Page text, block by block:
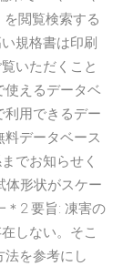
閲覧検索する
規格書は印刷
いただくこと
使えるデータベ
利用できるデー
データベース
でお知らせく
体形状がスケー
＊2 要旨: 凍害の
しない。そこ
を参考にし